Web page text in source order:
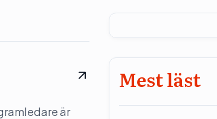
är
Mest läst